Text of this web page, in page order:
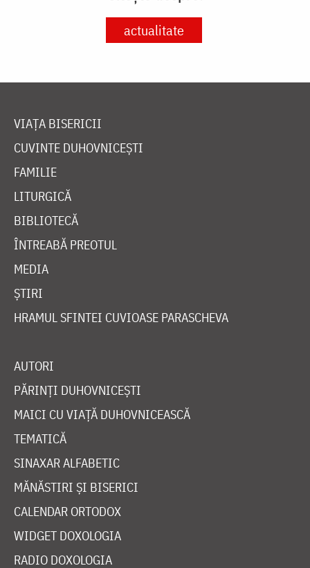
actualitate
VIAȚA BISERICII
CUVINTE DUHOVNICEȘTI
FAMILIE
LITURGICĂ
BIBLIOTECĂ
ÎNTREABĂ PREOTUL
MEDIA
ȘTIRI
HRAMUL SFINTEI CUVIOASE PARASCHEVA
AUTORI
PĂRINȚI DUHOVNICEȘTI
MAICI CU VIAȚĂ DUHOVNICEASCĂ
TEMATICĂ
SINAXAR ALFABETIC
MĂNĂSTIRI ȘI BISERICI
CALENDAR ORTODOX
WIDGET DOXOLOGIA
RADIO DOXOLOGIA